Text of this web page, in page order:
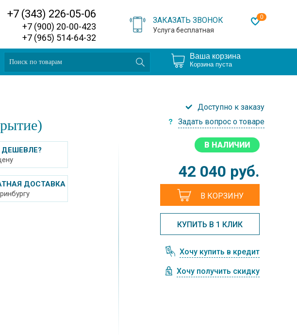
+7 (343) 226-05-06
+7 (900) 20-00-423
+7 (965) 514-64-32
ЗАКАЗАТЬ ЗВОНОК
Услуга бесплатная
0
Ваша корзина
Корзина пуста
Доступно к заказу
Задать вопрос о товаре
ДОСТАВКА
В НАЛИЧИИ
42 040 руб.
В КОРЗИНУ
КУПИТЬ В 1 КЛИК
Хочу купить в кредит
Хочу получить скидку